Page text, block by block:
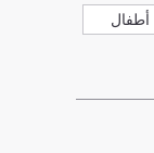
أطفال